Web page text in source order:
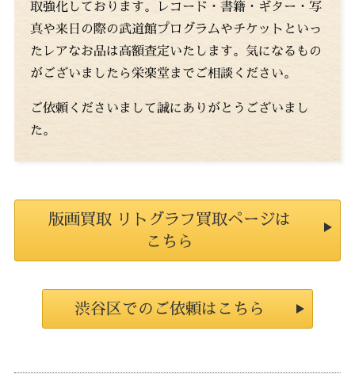
取強化しております。レコード・書籍・ギター・写
真や来日の際の武道館プログラムやチケットといっ
たレアなお品は高額査定いたします。気になるもの
がございましたら栄楽堂までご相談ください。
ご依頼くださいまして誠にありがとうございまし
た。
版画買取 リトグラフ買取ページは
こちら
渋谷区でのご依頼はこちら